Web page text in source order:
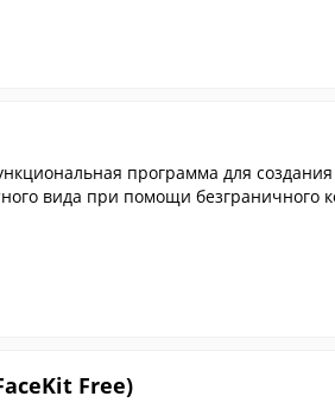
программа для
вида при помощи безграничного
Free)